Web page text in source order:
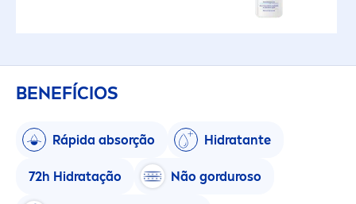
BENEFÍCIOS
Rápida absorção Hidratante
72h Hidratação Não gorduroso